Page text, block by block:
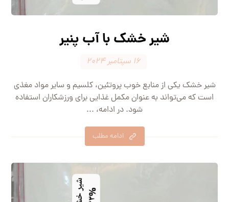
شیر خشک با آب پنیر
۱۶ سپتامبر ۲۰۲۴
شیر خشک یکی از منابع خوب پروتئین، کلسیم و سایر مواد مغذی
است که می‌تواند به عنوان مکمل غذایی برای ورزشکاران استفاده
شود. در ادامه، ...
ادامه مطلب